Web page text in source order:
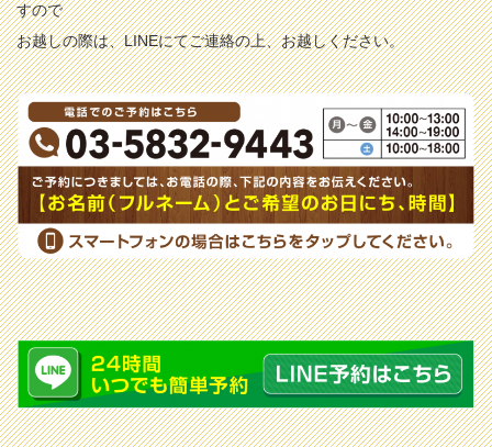
すので
お越しの際は、LINEにてご連絡の上、お越しください。